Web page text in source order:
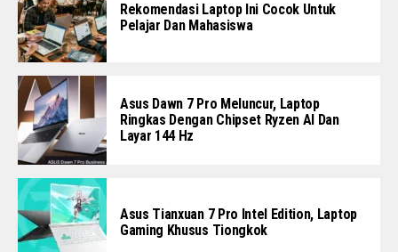
Rekomendasi Laptop Ini Cocok Untuk
Pelajar Dan Mahasiswa
Asus Dawn 7 Pro Meluncur, Laptop
Ringkas Dengan Chipset Ryzen AI Dan
Layar 144 Hz
Asus Tianxuan 7 Pro Intel Edition, Laptop
Gaming Khusus Tiongkok